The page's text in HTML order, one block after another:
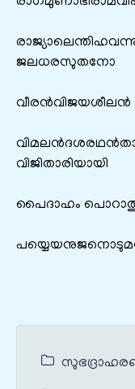
ജലധരസുതനോ
വിജിതാരിയായി
പൈദാഹം